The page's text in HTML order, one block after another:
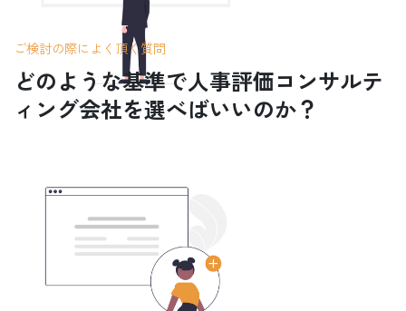
ご検討の際によく頂く質問
どのような基準で人事評価コンサルテ
ィング会社を選べばいいのか？